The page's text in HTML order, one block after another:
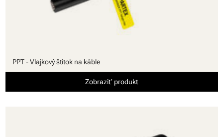
PPT - Vlajkový štítok na káble
Zobraziť produkt